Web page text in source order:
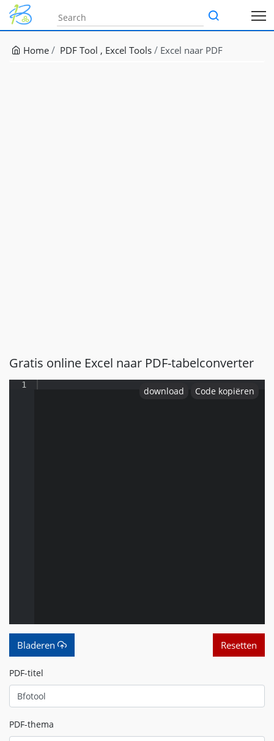
Home PDF Tool Excel Tools Excel naar PDF
Gratis online Excel naar PDF-tabelconverter
download Code kopiëren
1
Bladeren Resetten
PDF-titel
PDF-thema